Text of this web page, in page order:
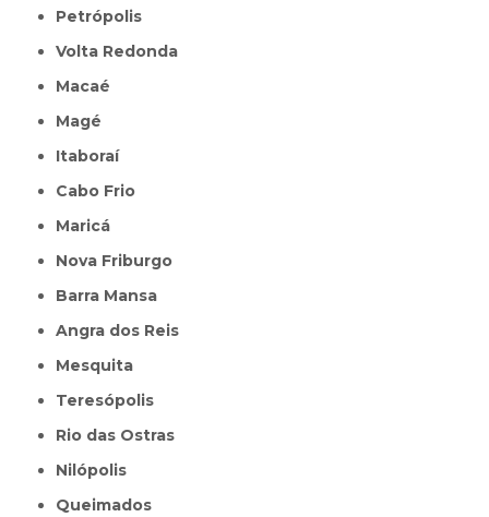
Petrópolis
Volta Redonda
Macaé
Magé
Itaboraí
Cabo Frio
Maricá
Nova Friburgo
Barra Mansa
Angra dos Reis
Mesquita
Teresópolis
Rio das Ostras
Nilópolis
Queimados